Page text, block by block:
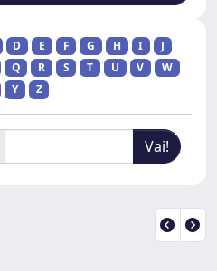
D E F G H I
J
Q R S T U V
W
Y Z